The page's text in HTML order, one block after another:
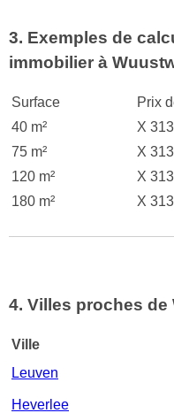
3. Exemples de
immobilier à
Surface Prix
40 m²
X
75 m²
X
120 m²
X
180 m²
X
4. Villes proches de
Ville
Leuven
Heverlee